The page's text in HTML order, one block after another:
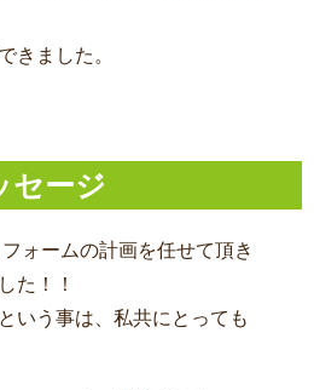
きました。
セージ
ォームの計画を任せて頂き
た！！
いう事は、私共にとっても